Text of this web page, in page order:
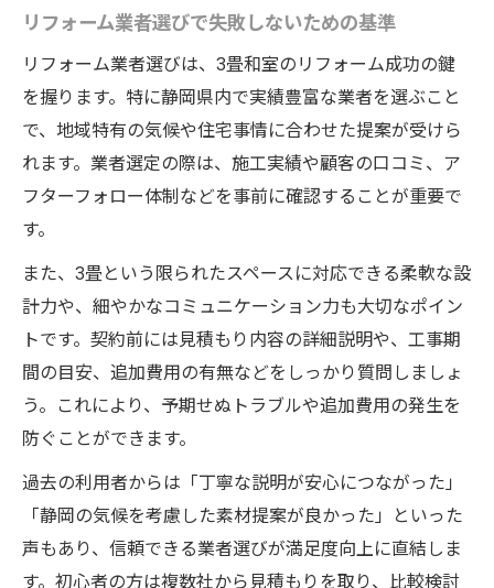
リフォーム業者選びで失敗しないための基準
リフォーム業者選びは、3畳和室のリフォーム成功の鍵
を握ります。特に静岡県内で実績豊富な業者を選ぶこと
で、地域特有の気候や住宅事情に合わせた提案が受けら
れます。業者選定の際は、施工実績や顧客の口コミ、ア
フターフォロー体制などを事前に確認することが重要で
す。
また、3畳という限られたスペースに対応できる柔軟な設
計力や、細やかなコミュニケーション力も大切なポイン
トです。契約前には見積もり内容の詳細説明や、工事期
間の目安、追加費用の有無などをしっかり質問しましょ
う。これにより、予期せぬトラブルや追加費用の発生を
防ぐことができます。
過去の利用者からは「丁寧な説明が安心につながった」
「静岡の気候を考慮した素材提案が良かった」といった
声もあり、信頼できる業者選びが満足度向上に直結しま
す。初心者の方は複数社から見積もりを取り、比較検討